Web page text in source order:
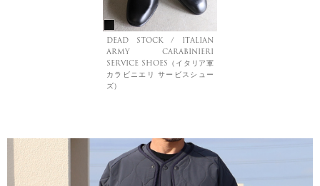
DEAD STOCK / ITALIAN
ARMY CARABINIERI
SERVICE SHOES（イタリア軍
カラビニエリ サービスシュー
ズ）